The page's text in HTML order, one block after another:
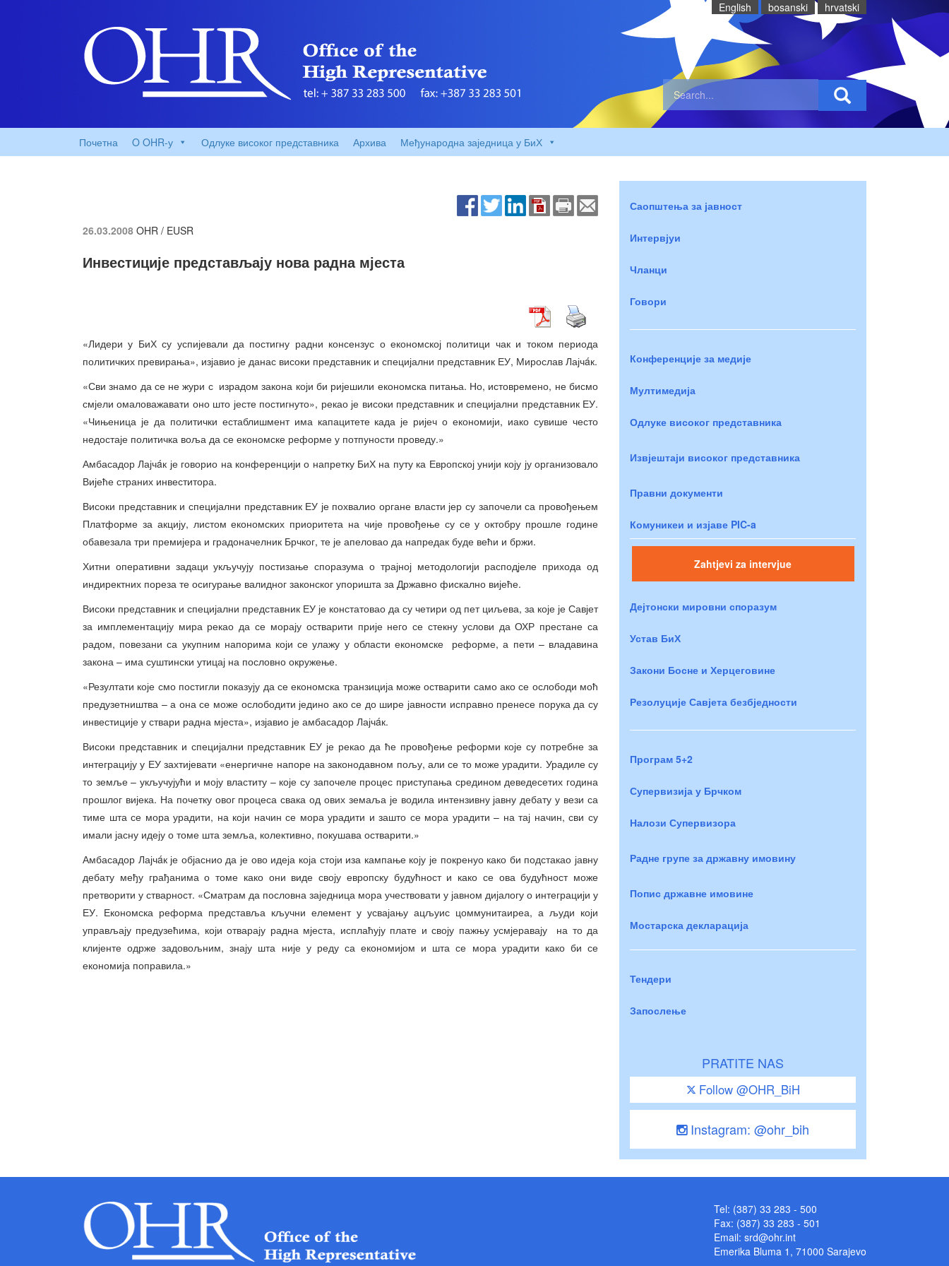
English bosanski hrvatski
Почетна O OHR-у Одлуке високог представника Архива Међународна заједница у БиХ
26.03.2008 OHR / EUSR
Инвестиције представљају нова радна мјеста
«Лидери у БиХ су успијевали да постигну радни консензус о економској политици чак и током периода
политичких превирања», изјавио је данас високи представник и специјални представник ЕУ, Мирослав Лајчáк.
«Сви знамо да се не жури с израдом закона који би ријешили економска питања. Но, истовремено, не бисмо
смјели омаловажавати оно што јесте постигнуто», рекао је високи представник и специјални представник ЕУ.
«Чињеница је да политички естаблишмент има капацитете када је ријеч о економији, иако сувише често
недостаје политичка воља да се економске реформе у потпуности проведу.»
Амбасадор Лајчáк је говорио на конференцији о напретку БиХ на путу ка Европској унији коју ју организовало
Вијеће страних инвеститора.
Високи представник и специјални представник ЕУ је похвалио органе власти јер су започели са провођењем
Платформе за акцију, листом економских приоритета на чије провођење су се у октобру прошле године
обавезала три премијера и градоначелник Брчког, те је апеловао да напредак буде већи и бржи.
Хитни оперативни задаци укључују постизање споразума о трајној методологији расподјеле прихода од
индиректних пореза те осигурање валидног законског упоришта за Државно фискално вијеће.
Високи представник и специјални представник ЕУ је констатовао да су четири од пет циљева, за које је Савјет
за имплементацију мира рекао да се морају остварити прије него се стекну услови да ОХР престане са
радом, повезани са укупним напорима који се улажу у области економске реформе, а пети – владавина
закона – има суштински утицај на пословно окружење.
«Резултати које смо постигли показују да се економска транзиција може остварити само ако се ослободи моћ
предузетништва – а она се може ослободити једино ако се до шире јавности исправно пренесе порука да су
инвестиције у ствари радна мјеста», изјавио је амбасадор Лајчáк.
Високи представник и специјални представник ЕУ је рекао да ће провођење реформи које су потребне за
интеграцију у ЕУ захтијевати «енергичне напоре на законодавном пољу, али се то може урадити. Урадиле су
то земље – укључујући и моју властиту – које су започеле процес приступања средином деведесетих година
прошлог вијека. На почетку овог процеса свака од ових земаља је водила интензивну јавну дебату у вези са
тиме шта се мора урадити, на који начин се мора урадити и зашто се мора урадити – на тај начин, сви су
имали јасну идеју о томе шта земља, колективно, покушава остварити.»
Амбасадор Лајчáк је објаснио да је ово идеја која стоји иза кампање коју је покренуо како би подстакао јавну
дебату међу грађанима о томе како они виде своју европску будућност и како се ова будућност може
претворити у стварност. «Сматрам да пословна заједница мора учествовати у јавном дијалогу о интеграцији у
ЕУ. Економска реформа представља кључни елемент у усвајању ацљуис цоммунитаиреа, а људи који
управљају предузећима, који отварају радна мјеста, исплаћују плате и своју пажњу усмјеравају на то да
клијенте одрже задовољним, знају шта није у реду са економијом и шта се мора урадити како би се
економија поправила.»
Саопштења за јавност
Интервјуи
Чланци
Говори
Конференције за медије
Мултимедија
Одлуке високог представника
Извјештаји високог представника
Правни документи
Комуникеи и изјаве PIC-a
Zahtjevi za intervjue
Дејтонски мировни споразум
Устав БиХ
Закони Босне и Херцеговине
Резолуције Савјета безбједности
Програм 5+2
Супервизија у Брчком
Налози Супервизора
Радне групе за државну имовину
Попис државне имовине
Мостарска декларација
Тендери
Запослење
PRATITE NAS
Follow @OHR_BiH
Instagram: @ohr_bih
Tel: (387) 33 283 - 500
Fax: (387) 33 283 - 501
Email: srd@ohr.int
Emerika Bluma 1, 71000 Sarajevo